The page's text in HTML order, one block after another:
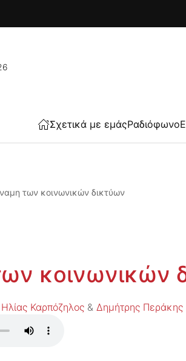
Σχετικά με εμάςΡαδιόφωνο
των κοινωνικών δικτύων
κοινωνικών
Ηλίας Καρπόζηλος & Δημήτρης Περάκης